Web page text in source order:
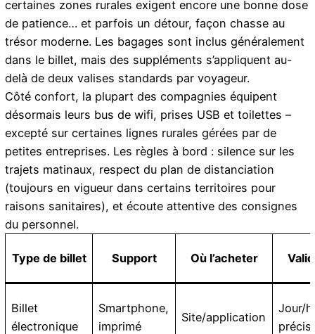
certaines zones rurales exigent encore une bonne dose
de patience… et parfois un détour, façon chasse au
trésor moderne. Les bagages sont inclus généralement
dans le billet, mais des suppléments s’appliquent au-
delà de deux valises standards par voyageur.
Côté confort, la plupart des compagnies équipent
désormais leurs bus de wifi, prises USB et toilettes –
excepté sur certaines lignes rurales gérées par de
petites entreprises. Les règles à bord : silence sur les
trajets matinaux, respect du plan de distanciation
(toujours en vigueur dans certains territoires pour
raisons sanitaires), et écoute attentive des consignes
du personnel.
Type de billet Support Où l’acheter
Billet
électronique
Smartphone,
imprimé
Site/application
Jour/